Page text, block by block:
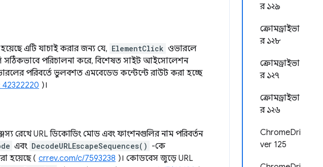
র ১২৯
ক্রোমড্রাইভা
র ১২৮
ক্রোমড্রাইভা
র ১২৭
ক্রোমড্রাইভা
র ১২৬
ChromeDri
ver 125
এটি যাচাই করার জন্য যে, ElementClick ওভারলে
সঠিকভাবে পরিচালনা করে, বিশেষত সাইট আইসোলেশন
পরিবর্তে ভুলবশত এমবেডেড কন্টেন্টে রাউট করা হচ্ছে
42322220 )।
রেখে URL ডিকোডিং মোড এবং ফাংশনগুলির নাম পরিবর্তন
এবং DecodeURLEscapeSequences() -কে
হয়েছে ( crrev.com/c/7593238 )। কোডবেস জুড়ে URL